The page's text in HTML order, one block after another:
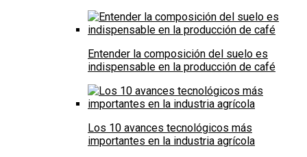
Entender la composición del suelo es
indispensable en la producción de café
Los 10 avances tecnológicos más
importantes en la industria agrícola